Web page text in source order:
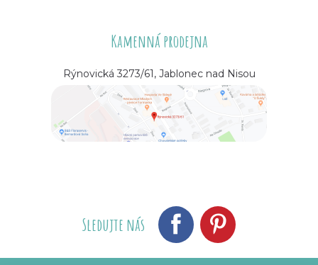
Kamenná prodejna
Rýnovická 3273/61, Jablonec nad Nisou
Sledujte nás